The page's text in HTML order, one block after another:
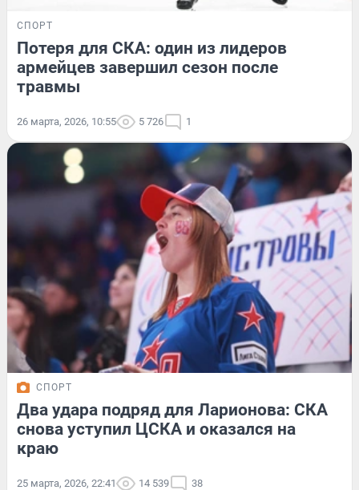
СПОРТ
Потеря для СКА: один из лидеров
армейцев завершил сезон после
травмы
26 марта, 2026, 10:55 5 726 1
СПОРТ
Два удара подряд для Ларионова: СКА
снова уступил ЦСКА и оказался на
краю
25 марта, 2026, 22:41 14 539 38